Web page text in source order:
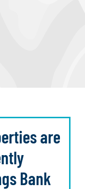
are
Bank